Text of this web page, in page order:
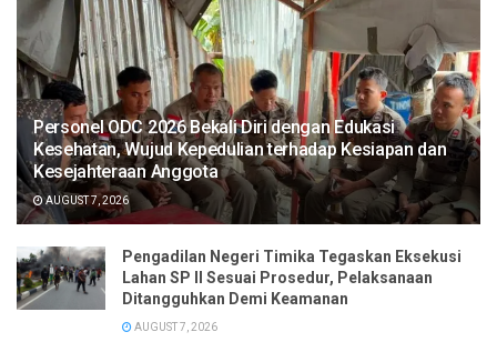
Personel ODC 2026 Bekali Diri dengan Edukasi
Kesehatan, Wujud Kepedulian terhadap Kesiapan dan
Kesejahteraan Anggota
AUGUST 7, 2026
Pengadilan Negeri Timika Tegaskan Eksekusi
Lahan SP II Sesuai Prosedur, Pelaksanaan
Ditangguhkan Demi Keamanan
AUGUST 7, 2026